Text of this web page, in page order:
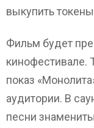
выкупить
Фильм будет
кинофестивале.
показ
аудитории. В
песни